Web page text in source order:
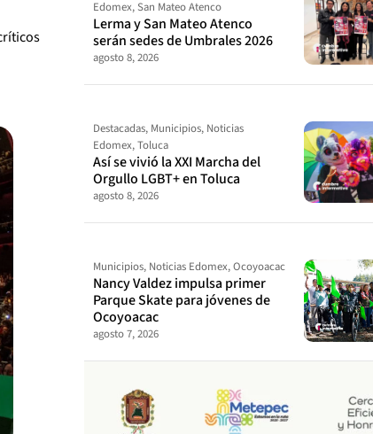
Edomex,San Mateo Atenco
Lerma y San Mateo Atenco
serán sedes de Umbrales 2026
agosto 8, 2026
Destacadas, Municipios, Noticias
Edomex,Toluca
Así se vivió la XXI Marcha del
Orgullo LGBT+ en Toluca
agosto 8, 2026
Municipios, Noticias Edomex,Ocoyoacac
Nancy Valdez impulsa primer
Parque Skate para jóvenes de
Ocoyoacac
agosto 7, 2026